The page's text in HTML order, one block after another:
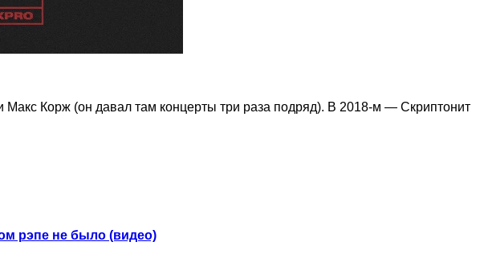
Корж (он давал там концерты три раза подряд). В 2018-м — Скриптонит
рэпе не было (видео)